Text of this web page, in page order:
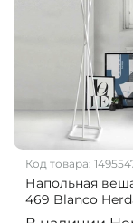
Код товара:
Напольная
469 Blanco